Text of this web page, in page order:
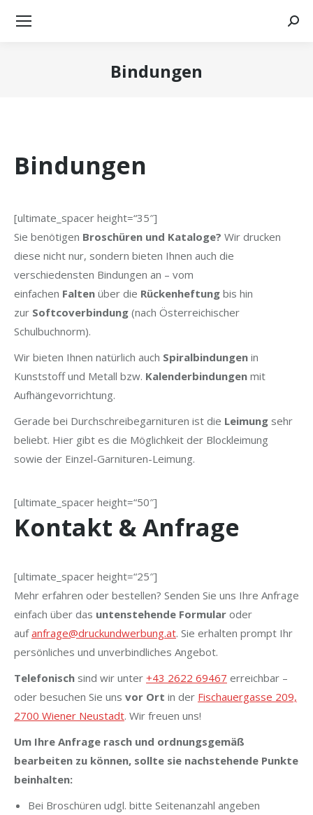
Bindungen
Bindungen
[ultimate_spacer height=“35″]
Sie benötigen Broschüren und Kataloge? Wir drucken
diese nicht nur, sondern bieten Ihnen auch die
verschiedensten Bindungen an – vom
einfachen Falten über die Rückenheftung bis hin
zur Softcoverbindung (nach Österreichischer
Schulbuchnorm).
Wir bieten Ihnen natürlich auch Spiralbindungen in
Kunststoff und Metall bzw. Kalenderbindungen mit
Aufhängevorrichtung.
Gerade bei Durchschreibegarnituren ist die Leimung sehr
beliebt. Hier gibt es die Möglichkeit der Blockleimung
sowie der Einzel-Garnituren-Leimung.
[ultimate_spacer height=“50″]
Kontakt & Anfrage
[ultimate_spacer height=“25″]
Mehr erfahren oder bestellen? Senden Sie uns Ihre Anfrage
einfach über das untenstehende Formular oder
aufanfrage@druckundwerbung.at. Sie erhalten prompt Ihr
persönliches und unverbindliches Angebot.
Telefonisch sind wir unter +43 2622 69467 erreichbar –
oder besuchen Sie uns vor Ort in der Fischauergasse 209,
2700 Wiener Neustadt. Wir freuen uns!
Um Ihre Anfrage rasch und ordnungsgemäß
bearbeiten zu können, sollte sie nachstehende Punkte
beinhalten:
Bei Broschüren udgl. bitte Seitenanzahl angeben